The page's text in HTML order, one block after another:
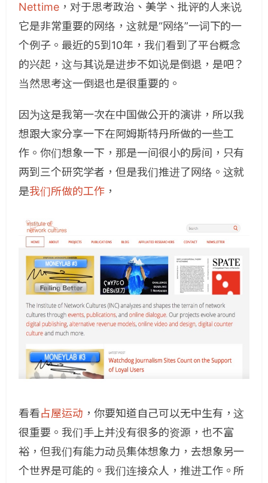
Nettime，对于思考政治、美学、批评的人来说
它是非常重要的网络，这就是“网络”一词下的一
个例子。最近的5到10年，我们看到了平台概念
的兴起，这与其说是进步不如说是倒退，是吧？
当然思考这一倒退也是很重要的。
因为这是我第一次在中国做公开的演讲，所以我
想跟大家分享一下在阿姆斯特丹所做的一些工
作。你们想象一下，那是一间很小的房间，只有
两到三个研究学者，但是我们推进了网络。这就
是我们所做的工作，
看看占屋运动 ，你要知道自己可以无中生有，这
很重要。我们手上并没有很多的资源，也不富
裕，但我们有能力动员集体想象力，去想象另一
个世界是可能的。我们连接众人，推进工作。所